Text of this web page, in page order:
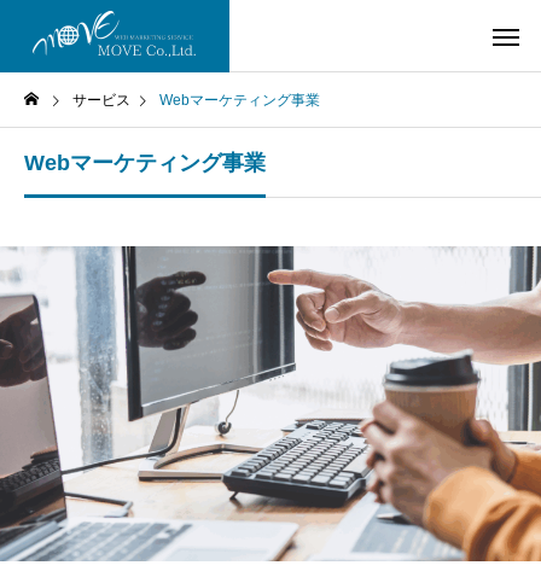
サービス Webマーケティング事業
Webマーケティング事業